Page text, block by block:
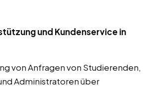
und Kundenservice in
von Anfragen von Studierenden,
Administratoren über